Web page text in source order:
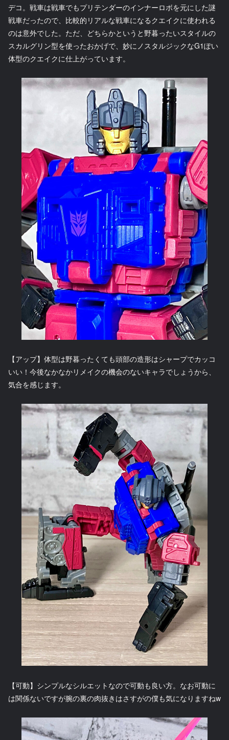
デコ。戦車は戦車でもプリテンダーのインナーロボを元にした謎
戦車だったので、比較的リアルな戦車になるクエイクに使われる
のは意外でした。ただ、どちらかというと野暮ったいスタイルの
スカルグリン型を使ったおかげで、妙にノスタルジックなG1ぽい
体型のクエイクに仕上がっています。
【アップ】体型は野暮ったくても頭部の造形はシャープでカッコ
いい！今後なかなかリメイクの機会のないキャラでしょうから、
気合を感じます。
【可動】シンプルなシルエットなので可動も良い方。なお可動に
は関係ないですが腕の裏の肉抜きはさすがの僕も気になりますねw